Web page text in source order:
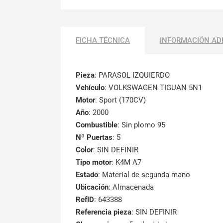
FICHA TÉCNICA INFORMACIÓN
Pieza: PARASOL IZQUIERDO
Vehículo: VOLKSWAGEN TIGUAN 5N1
Motor: Sport (170CV)
Año: 2000
Combustible: Sin plomo 95
Nº Puertas: 5
Color: SIN DEFINIR
Tipo motor: K4M A7
Estado: Material de segunda mano
Ubicación: Almacenada
RefID: 643388
Referencia pieza: SIN DEFINIR